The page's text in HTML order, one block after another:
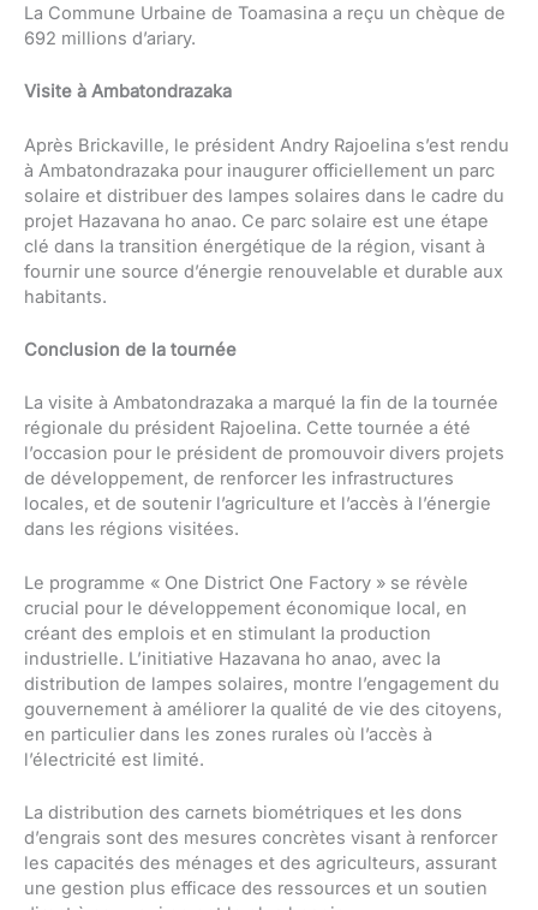
La Commune Urbaine de Toamasina a reçu un chèque de
692 millions d’ariary.
Visite à Ambatondrazaka
Après Brickaville, le président Andry Rajoelina s’est rendu
à Ambatondrazaka pour inaugurer officiellement un parc
solaire et distribuer des lampes solaires dans le cadre du
projet Hazavana ho anao. Ce parc solaire est une étape
clé dans la transition énergétique de la région, visant à
fournir une source d’énergie renouvelable et durable aux
habitants.
Conclusion de la tournée
La visite à Ambatondrazaka a marqué la fin de la tournée
régionale du président Rajoelina. Cette tournée a été
l’occasion pour le président de promouvoir divers projets
de développement, de renforcer les infrastructures
locales, et de soutenir l’agriculture et l’accès à l’énergie
dans les régions visitées.
Le programme « One District One Factory » se révèle
crucial pour le développement économique local, en
créant des emplois et en stimulant la production
industrielle. L’initiative Hazavana ho anao, avec la
distribution de lampes solaires, montre l’engagement du
gouvernement à améliorer la qualité de vie des citoyens,
en particulier dans les zones rurales où l’accès à
l’électricité est limité.
La distribution des carnets biométriques et les dons
d’engrais sont des mesures concrètes visant à renforcer
les capacités des ménages et des agriculteurs, assurant
une gestion plus efficace des ressources et un soutien